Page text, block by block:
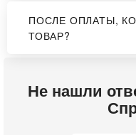
ПОСЛЕ ОПЛАТЫ,
ТОВАР?
Не нашли